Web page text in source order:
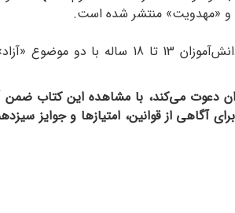
می‌کند، با مشاهده این کتاب ضمن
آگاهی از قوانین، امتیازها و جوایز